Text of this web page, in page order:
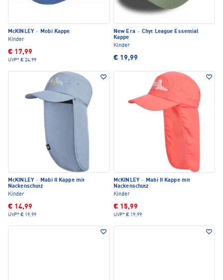
McKINLEY · Mobi Kappe
Kinder
€ 17,99
UVP* € 24,99
New Era · Chyt League Essential
Kappe
Kinder
€ 19,99
McKINLEY · Mabi II Kappe mit
Nackenschutz
Kinder
€ 14,99
UVP* € 19,99
McKINLEY · Mabi II Kappe mit
Nackenschutz
Kinder
€ 15,99
UVP* € 19,99